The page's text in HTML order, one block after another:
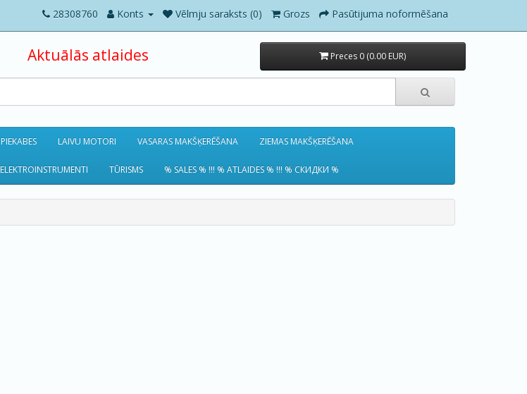
28308760 Konts Vēlmju saraksts (0) Grozs Pasūtijuma noformēšana
Aktuālās atlaides Preces 0 (0.00 EUR)
PIEKABES LAIVU MOTORI VASARAS MAKŠĶERĒŠANA ZIEMAS MAKŠĶERĒŠANA
ELEKTROINSTRUMENTI TŪRISMS % SALES % !!! % ATLAIDES % !!! % СКИДКИ %